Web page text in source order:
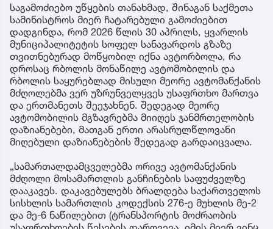
საგამოძიებო უწყების თანახმად, შინაგან საქმეთა
სამინისტროს მიერ ჩატარებული გამოძიებით
დადგინდა, რომ 2026 წლის 30 აპრილს, ყვარლის
მუნიციპალიტეტის სოფელ სანავარდოს გზაზე
თვითნებურად მოწყობილ იქნა ავტორბოლა, რა
დროსაც რბოლის მონაწილე ავტომობილის და
რბოლის საყურებლად მისული მეორე ავტომანქანის
მძღოლებმა ვერ უზრუნველყვეს უსაფრთხო მართვა
და ერთმანეთს შეეჯახნენ. შედეგად მეორე
ავტომობილის მგზავრებმა მიიღეს ჯანმრთელობის
დაზიანებები, მათგან ერთი არასრულწლოვანი
მიღებული დაზიანებების შედეგად გარდაიცვალა.
„სამართალდამცველებმა ორივე ავტომანქანის
მძღოლი მოსამართლის განჩინების საფუძველზე
დააკავეს. დაკავებულებს ბრალდება საქართველოს
სისხლის სამართლის კოდექსის 276-ე მუხლის მე-2
და მე-6 ნაწილებით (ტრანსპორტის მოძრაობის